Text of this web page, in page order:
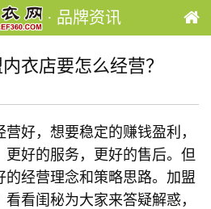
· 品牌资讯
衣店要怎么经营？
，想要稳定的赚钱盈利，
更好的服务，更好的售后。但
的经营理念和策略思路。加盟
看闺秘为大家来答疑解惑，